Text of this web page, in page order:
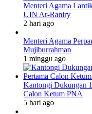
Menteri Agama
UIN Ar-Raniry
2 hari ago
Menteri Agama
Mujiburrahman
1 minggu ago
Kantongi Dukungan
Calon Ketum PNA
5 hari ago